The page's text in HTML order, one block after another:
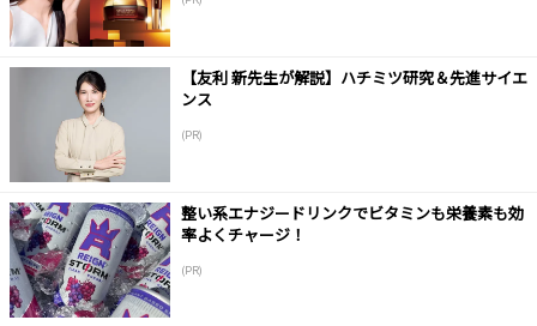
【友利 新先生が解説】ハチミツ研究＆先進サイエ
ンス
(PR)
整い系エナジードリンクでビタミンも栄養素も効
率よくチャージ！
(PR)